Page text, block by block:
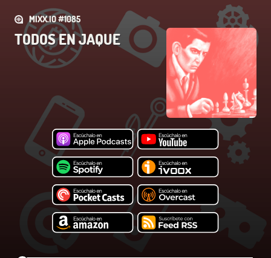
MIXX.IO #1085
TODOS EN JAQUE